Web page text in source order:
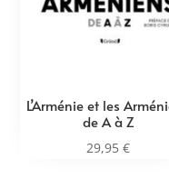
L’Arménie et les
de A à Z
29,95€